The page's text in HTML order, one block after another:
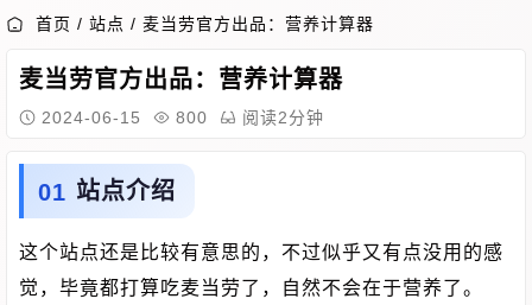
首页 / 站点 / 麦当劳官方出品：营养计算器
麦当劳官方出品：营养计算器
2024-06-15 800 阅读2分钟
站点介绍
这个站点还是比较有意思的，不过似乎又有点没用的感
觉，毕竟都打算吃麦当劳了，自然不会在于营养了。